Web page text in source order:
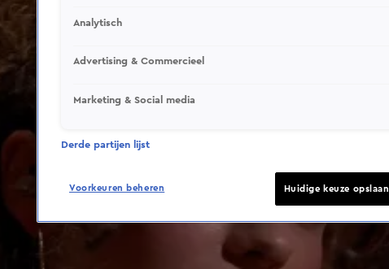
Analytisch
Advertising & Commercieel
Marketing & Social media
Derde partijen lijst
Voorkeuren beheren Huidige keuze opslaan